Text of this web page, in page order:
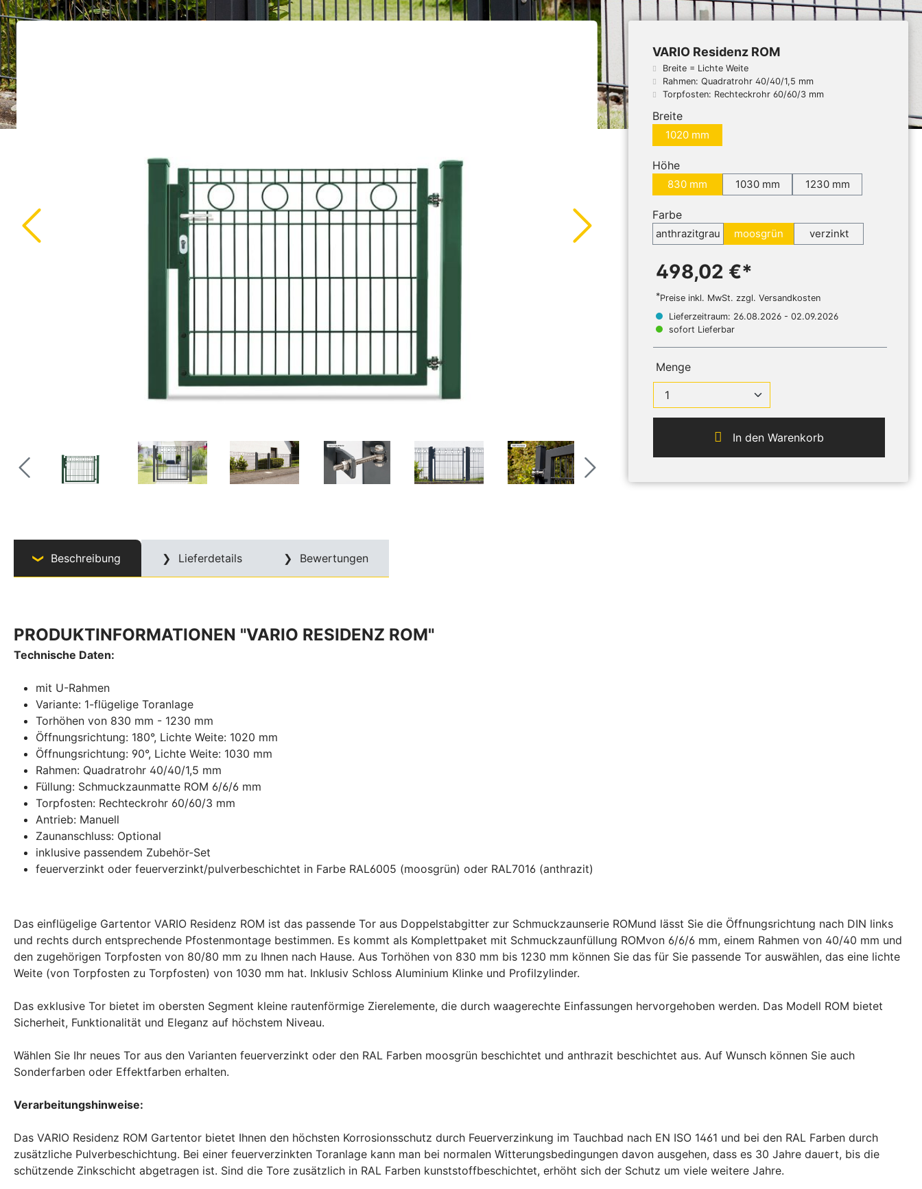
VARIO Residenz ROM
Breite = Lichte Weite
Rahmen: Quadratrohr 40/40/1,5 mm
Torpfosten: Rechteckrohr 60/60/3 mm
Breite
1020 mm
Höhe
830 mm 1030 mm 1230 mm
Farbe
anthrazitgrau moosgrün verzinkt
498,02 €*
*Preise inkl. MwSt. zzgl. Versandkosten
Lieferzeitraum: 26.08.2026 - 02.09.2026
sofort Lieferbar
Menge
In den Warenkorb
Beschreibung Lieferdetails Bewertungen
PRODUKTINFORMATIONEN "VARIO RESIDENZ ROM"
Technische Daten:
mit U-Rahmen
Variante: 1-flügelige Toranlage
Torhöhen von 830 mm - 1230 mm
Öffnungsrichtung: 180°, Lichte Weite: 1020 mm
Öffnungsrichtung: 90°, Lichte Weite: 1030 mm
Rahmen: Quadratrohr 40/40/1,5 mm
Füllung: Schmuckzaunmatte ROM 6/6/6 mm
Torpfosten: Rechteckrohr 60/60/3 mm
Antrieb: Manuell
Zaunanschluss: Optional
inklusive passendem Zubehör-Set
feuerverzinkt oder feuerverzinkt/pulverbeschichtet in Farbe RAL6005 (moosgrün) oder RAL7016 (anthrazit)
Das einflügelige Gartentor VARIO Residenz ROM ist das passende Tor aus Doppelstabgitter zur Schmuckzaunserie ROMund lässt Sie die Öffnungsrichtung nach DIN links
und rechts durch entsprechende Pfostenmontage bestimmen. Es kommt als Komplettpaket mit Schmuckzaunfüllung ROMvon 6/6/6 mm, einem Rahmen von 40/40 mm und
den zugehörigen Torpfosten von 80/80 mm zu Ihnen nach Hause. Aus Torhöhen von 830 mm bis 1230 mm können Sie das für Sie passende Tor auswählen, das eine lichte
Weite (von Torpfosten zu Torpfosten) von 1030 mm hat. Inklusiv Schloss Aluminium Klinke und Profilzylinder.
Das exklusive Tor bietet im obersten Segment kleine rautenförmige Zierelemente, die durch waagerechte Einfassungen hervorgehoben werden. Das Modell ROM bietet
Sicherheit, Funktionalität und Eleganz auf höchstem Niveau.
Wählen Sie Ihr neues Tor aus den Varianten feuerverzinkt oder den RAL Farben moosgrün beschichtet und anthrazit beschichtet aus. Auf Wunsch können Sie auch
Sonderfarben oder Effektfarben erhalten.
Verarbeitungshinweise:
Das VARIO Residenz ROM Gartentor bietet Ihnen den höchsten Korrosionsschutz durch Feuerverzinkung im Tauchbad nach EN ISO 1461 und bei den RAL Farben durch
zusätzliche Pulverbeschichtung. Bei einer feuerverzinkten Toranlage kann man bei normalen Witterungsbedingungen davon ausgehen, dass es 30 Jahre dauert, bis die
schützende Zinkschicht abgetragen ist. Sind die Tore zusätzlich in RAL Farben kunststoffbeschichtet, erhöht sich der Schutz um viele weitere Jahre.